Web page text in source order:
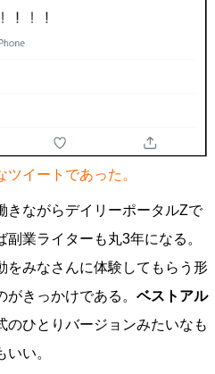
イートであった。
きながらデイリーポータルZで
業ライターも丸3年になる。
をみなさんに体験してもらう形
きっかけである。 ベストアル
のひとりバージョンみたいなも
い。